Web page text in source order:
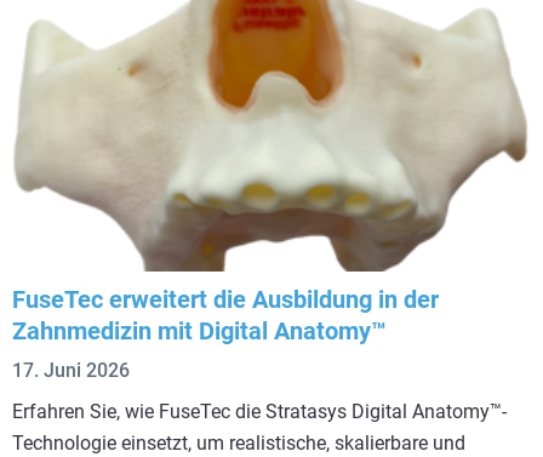
FuseTec erweitert die Ausbildung in der
Zahnmedizin mit Digital Anatomy™
17. Juni 2026
Erfahren Sie, wie FuseTec die Stratasys Digital Anatomy™-
Technologie einsetzt, um realistische, skalierbare und